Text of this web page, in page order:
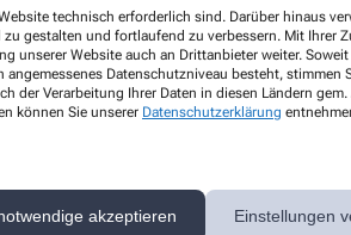
technisch erforderlich sind. Darüber hinaus
gestalten und fortlaufend zu verbessern. Mit Ihrer
unserer Website auch an Drittanbieter weiter. Soweit
angemessenes Datenschutzniveau besteht, stimmen
der Verarbeitung Ihrer Daten in diesen Ländern
können Sie unserer Datenschutzerklärung
akzeptieren Einstellungen
Hello world!
Welcome to WordPress on
start writing!